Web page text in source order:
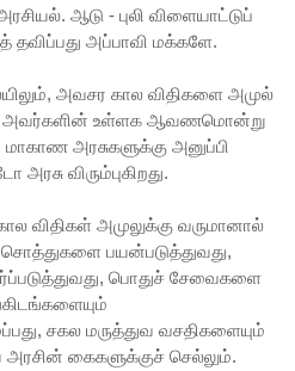
ஆடு - புலி விளையாட்டுப்
தவிப்பது அப்பாவி மக்களே.
அவசர கால விதிகளை அமுல்
அவர்களின் உள்ளக ஆவணமொன்று
அரசுகளுக்கு அனுப்பி
விரும்புகிறது.
விதிகள் அமுலுக்கு வருமானால்
பயன்படுத்துவது,
பொதுச் சேவைகளை
சகல மருத்துவ வசதிகளையும்
கைகளுக்குச் செல்லும்.